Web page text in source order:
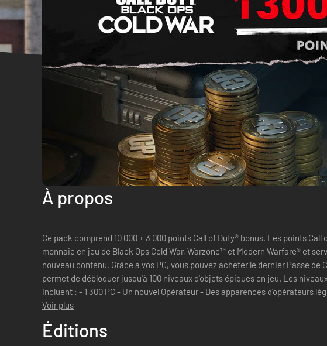
À propos
Ce pack comprend 10 000 + 3 000 points Call of Duty® bonus. Les points Call of Duty® sont la
monnaie en jeu de Black Ops Cold War, Warzone™ et Modern Warfare® et
nouveau contenu. Grâce à vos PC, vous pouvez acheter le dernier Passe de Combat, qui vous
permet de débloquer jusqu'à 100 niveaux d'objets épiques en jeu. Les niveaux de contenu
incluent : - 1 300 PC - Un nouvel Opérateur - Des apparences d'opérateurs légendaires et épiques
- Des...
Voir plus
Éditions